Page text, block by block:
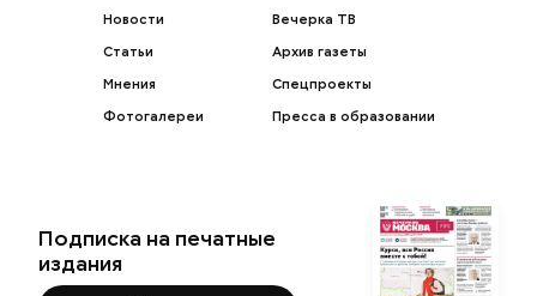
Новости
Статьи
Мнения
Фотогалереи
Вечерка ТВ
Архив газеты
Спецпроекты
Пресса в образовании
Подписка на печатные
издания